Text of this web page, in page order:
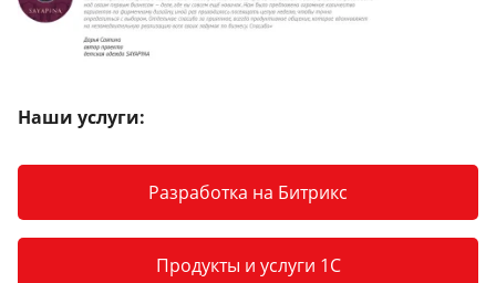
Наши услуги:
Разработка на Битрикс
Продукты и услуги 1С